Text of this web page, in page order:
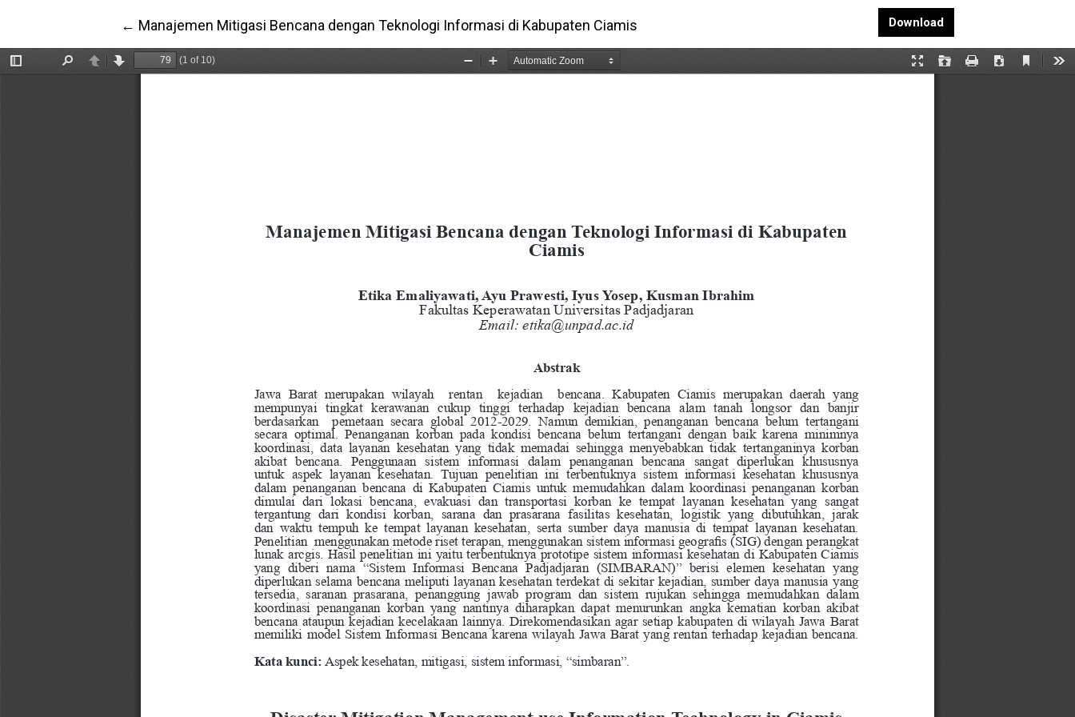
← Return to Article Details
Manajemen Mitigasi Bencana dengan Teknologi Informasi di Kabupaten Ciamis DownloadDownload PDF